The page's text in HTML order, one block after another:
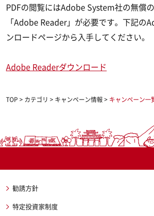
PDFの閲覧にはAdobe System社の無償
「Adobe Reader」が必要です。下記の
ンロードページから入手してください。
Adobe Readerダウンロード
TOP > カテゴリ > キャンペーン情報 > キャンペーン一
勧誘方針
特定投資家制度